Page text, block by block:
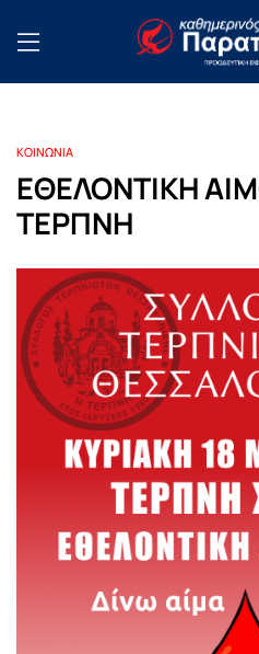
ΚΟΙΝΩΝΙΑ
ΕΘΕΛΟΝΤΙΚΗ
ΤΕΡΠΝΗ